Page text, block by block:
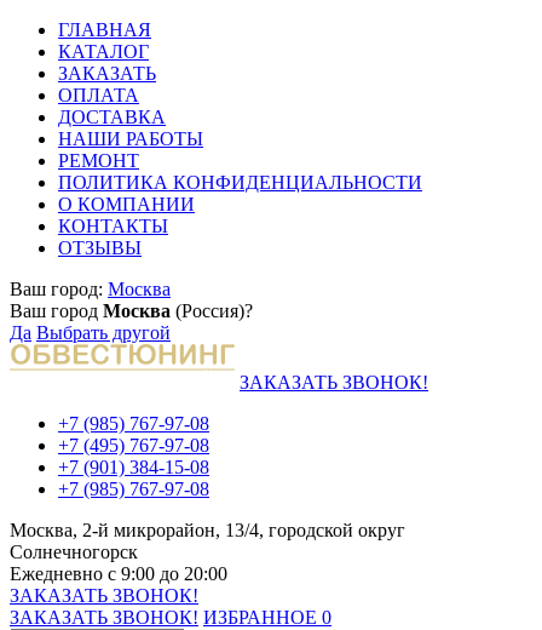
ГЛАВНАЯ
КАТАЛОГ
ЗАКАЗАТЬ
ОПЛАТА
ДОСТАВКА
НАШИ РАБОТЫ
РЕМОНТ
ПОЛИТИКА КОНФИДЕНЦИАЛЬНОСТИ
О КОМПАНИИ
КОНТАКТЫ
ОТЗЫВЫ
Ваш город: Москва
Ваш город Москва (Россия)?
Да Выбрать другой
ЗАКАЗАТЬ ЗВОНОК!
+7 (985) 767-97-08
+7 (495) 767-97-08
+7 (901) 384-15-08
+7 (985) 767-97-08
Москва, 2-й микрорайон, 13/4, городской округ
Солнечногорск
Ежедневно с 9:00 до 20:00
ЗАКАЗАТЬ ЗВОНОК!
ЗАКАЗАТЬ ЗВОНОК! ИЗБРАННОЕ 0